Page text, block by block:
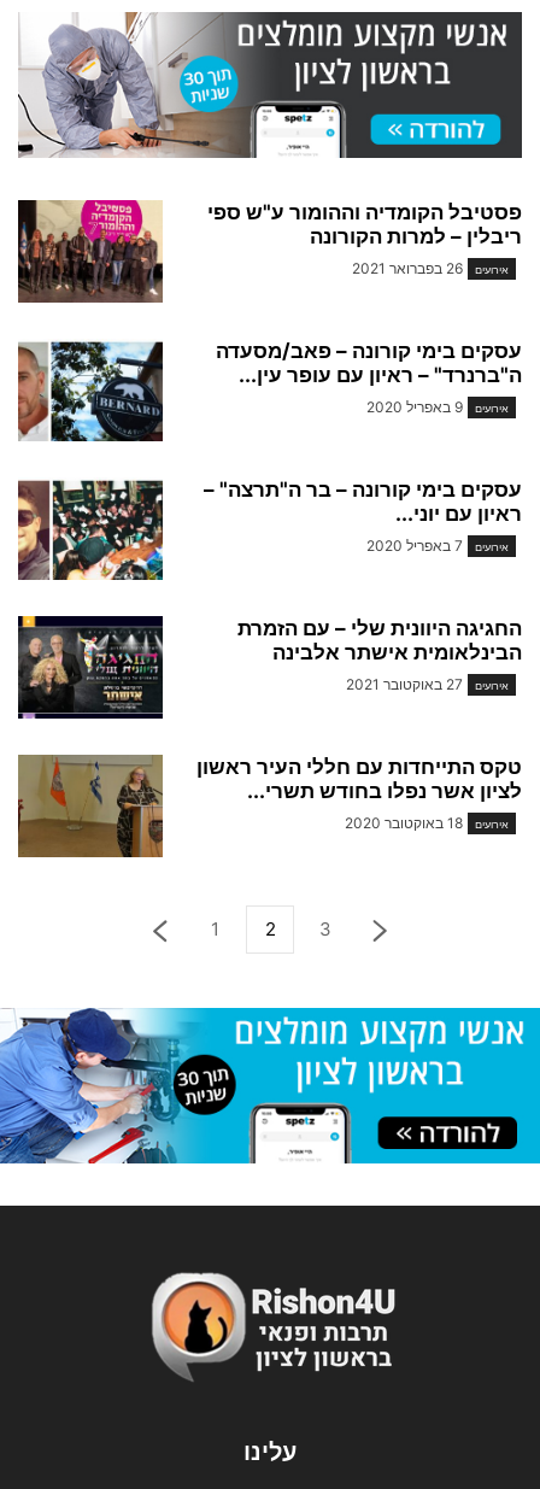
פסטיבל הקומדיה וההומור ע"ש ספי
ריבלין – למרות הקורונה
אירועים 26 בפברואר 2021
עסקים בימי קורונה – פאב/מסעדה
ה"ברנרד" – ראיון עם עופר עין...
אירועים 9 באפריל 2020
עסקים בימי קורונה – בר ה"תרצה" –
ראיון עם יוני...
אירועים 7 באפריל 2020
החגיגה היוונית שלי – עם הזמרת
הבינלאומית אישתר אלבינה
אירועים 27 באוקטובר 2021
טקס התייחדות עם חללי העיר ראשון
לציון אשר נפלו בחודש תשרי...
אירועים 18 באוקטובר 2020
1 2 3
עלינו